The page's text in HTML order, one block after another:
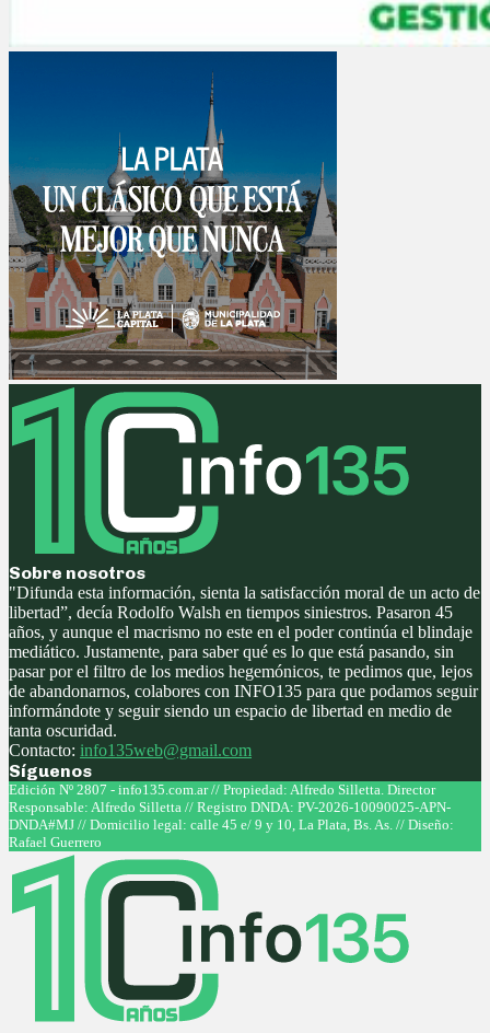
Sobre nosotros
"Difunda esta información, sienta la satisfacción moral de un acto de
libertad”, decía Rodolfo Walsh en tiempos siniestros. Pasaron 45
años, y aunque el macrismo no este en el poder continúa el blindaje
mediático. Justamente, para saber qué es lo que está pasando, sin
pasar por el filtro de los medios hegemónicos, te pedimos que, lejos
de abandonarnos, colabores con INFO135 para que podamos seguir
informándote y seguir siendo un espacio de libertad en medio de
tanta oscuridad.
Contacto: info135web@gmail.com
Síguenos
Facebook
Twitter
Instagram
Youtube
Edición Nº 2807 - info135.com.ar // Propiedad: Alfredo Silletta. Director
Responsable: Alfredo Silletta // Registro DNDA: PV-2026-10090025-APN-
DNDA#MJ // Domicilio legal: calle 45 e/ 9 y 10, La Plata, Bs. As. // Diseño:
Rafael Guerrero